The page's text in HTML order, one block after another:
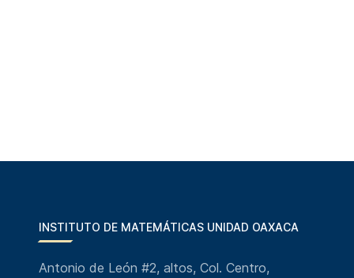
INSTITUTO DE MATEMÁTICAS UNIDAD OAXACA
Antonio de León #2, altos, Col. Centro,